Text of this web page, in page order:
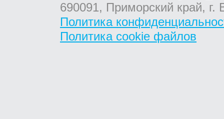
690091, Приморский край,
Политика
Политика cookie файлов